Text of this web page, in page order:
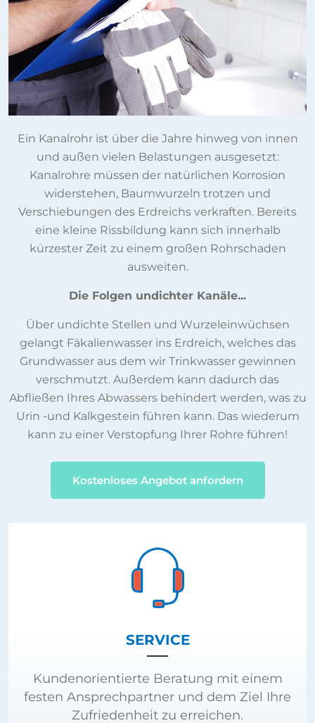
Ein Kanalrohr ist über die Jahre hinweg von innen
und außen vielen Belastungen ausgesetzt:
Kanalrohre müssen der natürlichen Korrosion
widerstehen, Baumwurzeln trotzen und
Verschiebungen des Erdreichs verkraften. Bereits
eine kleine Rissbildung kann sich innerhalb
kürzester Zeit zu einem großen Rohrschaden
ausweiten.
Die Folgen undichter Kanäle...
Über undichte Stellen und Wurzeleinwüchsen
gelangt Fäkalienwasser ins Erdreich, welches das
Grundwasser aus dem wir Trinkwasser gewinnen
verschmutzt. Außerdem kann dadurch das
Abfließen Ihres Abwassers behindert werden, was zu
Urin -und Kalkgestein führen kann. Das wiederum
kann zu einer Verstopfung Ihrer Rohre führen!
Kostenloses Angebot anfordern
SERVICE
Kundenorientierte Beratung mit einem
festen Ansprechpartner und dem Ziel Ihre
Zufriedenheit zu erreichen.